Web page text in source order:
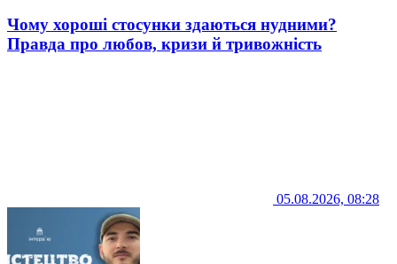
Чому хороші стосунки здаються нудними?
Правда про любов, кризи й тривожність
05.08.2026, 08:28